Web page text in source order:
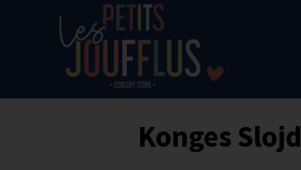
Konges Slojd